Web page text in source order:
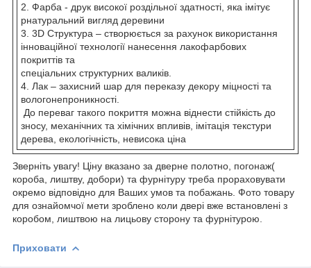
2. Фарба - друк високої роздільної здатності, яка імітує
рнатуральний вигляд деревини
3. 3D Структура – створюється за рахунок використання
інноваційної технології нанесення лакофарбових
покриттів та
спеціальних структурних валиків.
4. Лак – захисний шар для переказу декору міцності та
вологонепроникності.
До переваг такого покриття можна віднести стійкість до
зносу, механічних та хімічних впливів, імітація текстури
дерева, екологічність, невисока ціна
Зверніть увагу! Ціну вказано за дверне полотно, погонаж(
короба, лиштву, добори) та фурнітуру треба прораховувати
окремо відповідно для Ваших умов та побажань. Фото товару
для ознайомчої мети зроблено коли двері вже встановлені з
коробом, лиштвою на лицьову сторону та фурнітурою.
Приховати